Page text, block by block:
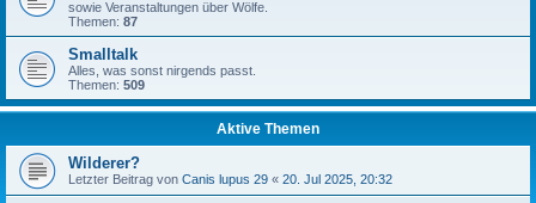
sowie Veranstaltungen über Wölfe.
Themen: 87
Smalltalk
Alles, was sonst nirgends passt.
Themen: 509
Aktive Themen
Wilderer?
Letzter Beitrag von Canis lupus 29 « 20. Jul 2025, 20:32